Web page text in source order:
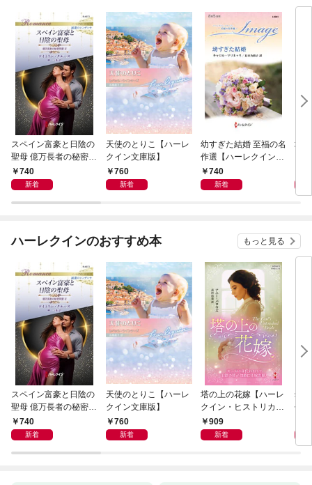
スペイン富豪と日陰の
聖母 億万長者の秘密同
盟 II ハーレクイン・ロ
マンス～純潔のシンデ
740
新着
天使のとりこ【ハーレ
クイン文庫版】
760
新着
幼すぎた結婚 至福の名
作選【ハーレクイン・
イマージュ版】
740
新着
塔
ハーレクインのおすすめ本 もっと見る
スペイン富豪と日陰の
聖母 億万長者の秘密同
盟 II ハーレクイン・ロ
マンス～純潔のシンデ
740
新着
天使のとりこ【ハーレ
クイン文庫版】
760
新着
塔の上の花嫁【ハーレ
クイン・ヒストリカ
ル・スペシャル版】
909
新着
幼
作